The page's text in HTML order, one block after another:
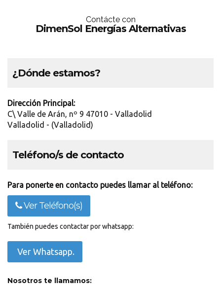
Contácte con
DimenSol Energías Alternativas
¿Dónde estamos?
Dirección Principal:
C\ Valle de Arán, nº 9 47010 - Valladolid
Valladolid - (Valladolid)
Teléfono/s de contacto
Para ponerte en contacto puedes llamar al teléfono:
Ver Teléfono(s)
También puedes contactar por whatsapp:
Ver Whatsapp.
Nosotros te llamamos: